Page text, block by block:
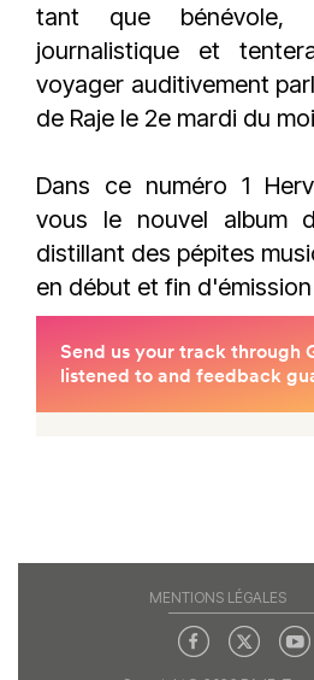
tant que bénévole,
journalistique et
voyager auditivement
de Raje le 2e mardi du
Dans ce numéro 1
vous le nouvel album
distillant des pépites
en début et fin d'émission
MENTIONS LÉGALES